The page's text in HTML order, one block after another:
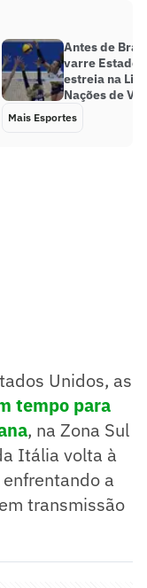
Antes de
varre
estreia na
Nações de
Mais Esportes
Unidos, as
tempo para
, na Zona Sul
Itália volta à
a
transmissão